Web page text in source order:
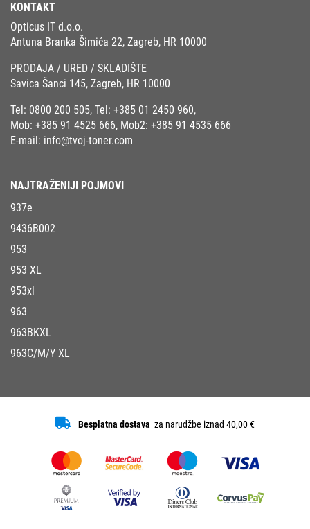
KONTAKT
Opticus IT d.o.o.
Antuna Branka Šimića 22, Zagreb, HR 10000
PRODAJA / URED / SKLADIŠTE
Savica Šanci 145, Zagreb, HR 10000
Tel: 0800 200 505, Tel: +385 01 2450 960,
Mob: +385 91 4525 666, Mob2: +385 91 4535 666
E-mail: info@tvoj-toner.com
NAJTRAŽENIJI POJMOVI
937e
9436B002
953
953 XL
953xl
963
963BKXL
963C/M/Y XL
Besplatna dostava za narudžbe iznad 40,00 €